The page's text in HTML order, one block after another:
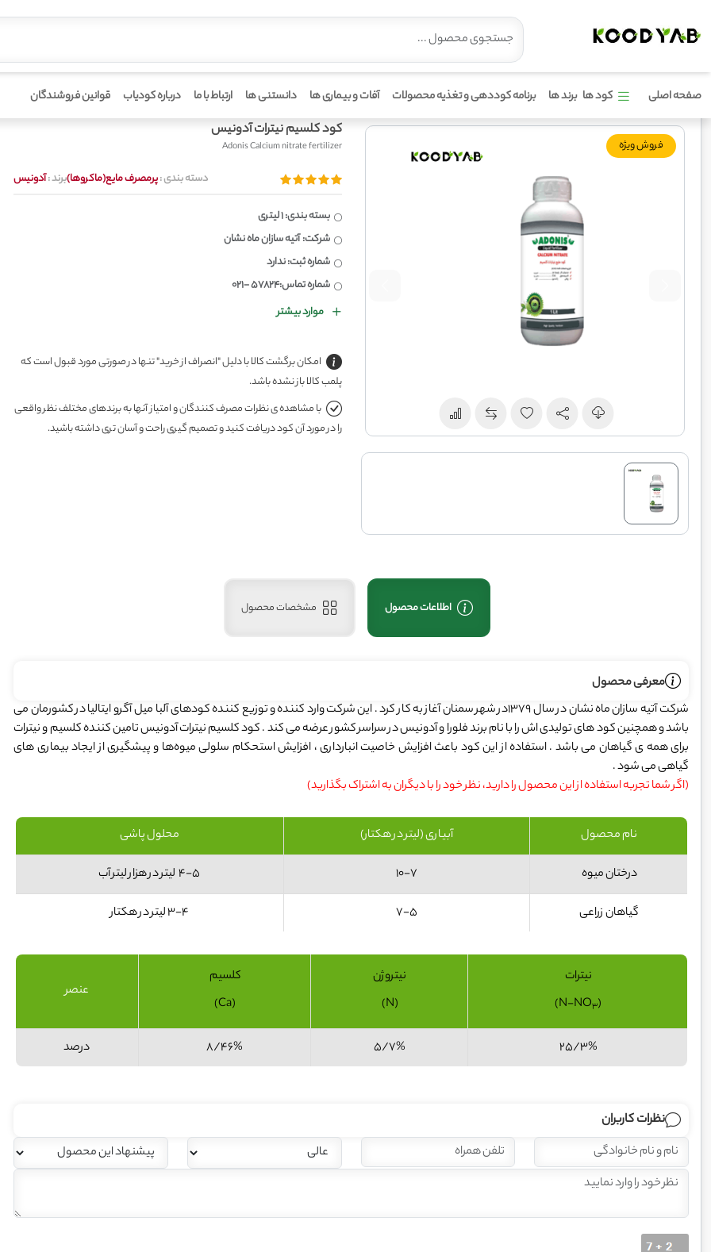
صفحه اصلی کود ها برند ها برنامه کوددهی و تغذیه محصولات آفات و بیماری ها دانستنی ها ارتباط با ما درباره کودیاب قوانین فروشندگان
فروش ویژه
کود کلسیم نیترات آدونیس
Adonis Calcium nitrate fertilizer
دسته بندی :پرمصرف مایع(ماکروها)برند :آدونیس
بسته بندی: 1 لیتری
شرکت: آتیه سازان ماه نشان
شماره ثبت: ندارد
شماره تماس:57824 -021
موارد بیشتر
امکان برگشت کالا با دلیل "انصراف از خرید" تنها در صورتی مورد قبول است که
پلمب کالا باز نشده باشد.
با مشاهده ی نظرات مصرف کنندگان و امتیاز آنها به برندهای مختلف نظر واقعی
را در مورد آن کود دریافت کنید و تصمیم گیری راحت و آسان تری داشته باشید.
اطلاعات محصول مشخصات محصول
معرفی محصول
شرکت آتیه ‌سازان ماه ‌نشان در سال 1379در شهر سمنان آغاز به کار کرد . این شرکت وارد کننده و توزیع کننده کودهای آلبا میل آگرو ایتالیا در کشورمان می
باشد و همچنین کود های تولیدی اش را با نام برند فلورا و آدونیس در سراسر کشور عرضه می کند . کود کلسیم نیترات آدونیس تامین کننده کلسیم و نیترات
برای همه ی گیاهان می باشد . استفاده از این کود باعث افزایش خاصیت انبارداری ، افزایش استحکام سلولی میوه‌ها و پیشگیری از ایجاد بیماری های
گیاهی می شود .
(اگر شما تجربه استفاده از این محصول را دارید، نظر خود را با دیگران به اشتراک بگذارید)
محلول پاشی آبیاری (لیتر در هکتار) نام محصول
4-5 لیتر در هزار لیتر آب 10-7 درختان میوه
3-4 لیتر در هکتار 7-5 گیاهان زراعی
عنصر
کلسیم
(Ca)
نیتروژن
(N)
نیترات
(N-NO
3
)
درصد 8/46% 5/7% 25/3%
نظرات کاربران